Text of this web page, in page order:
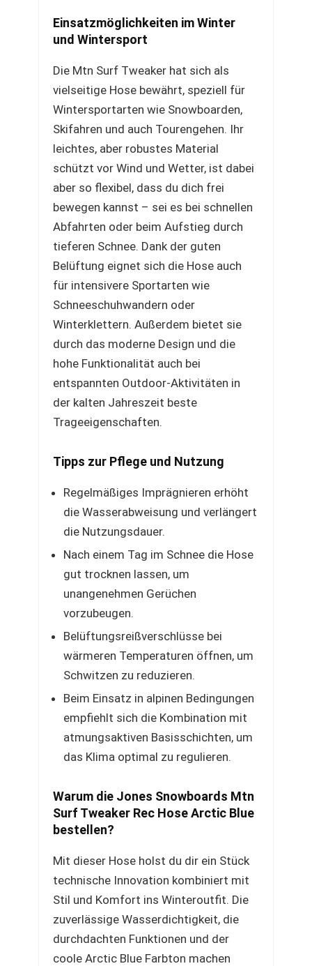
Einsatzmöglichkeiten im Winter
und Wintersport
Die Mtn Surf Tweaker hat sich als
vielseitige Hose bewährt, speziell für
Wintersportarten wie Snowboarden,
Skifahren und auch Tourengehen. Ihr
leichtes, aber robustes Material
schützt vor Wind und Wetter, ist dabei
aber so flexibel, dass du dich frei
bewegen kannst – sei es bei schnellen
Abfahrten oder beim Aufstieg durch
tieferen Schnee. Dank der guten
Belüftung eignet sich die Hose auch
für intensivere Sportarten wie
Schneeschuhwandern oder
Winterklettern. Außerdem bietet sie
durch das moderne Design und die
hohe Funktionalität auch bei
entspannten Outdoor-Aktivitäten in
der kalten Jahreszeit beste
Trageeigenschaften.
Tipps zur Pflege und Nutzung
Regelmäßiges Imprägnieren erhöht
die Wasserabweisung und verlängert
die Nutzungsdauer.
Nach einem Tag im Schnee die Hose
gut trocknen lassen, um
unangenehmen Gerüchen
vorzubeugen.
Belüftungsreißverschlüsse bei
wärmeren Temperaturen öffnen, um
Schwitzen zu reduzieren.
Beim Einsatz in alpinen Bedingungen
empfiehlt sich die Kombination mit
atmungsaktiven Basisschichten, um
das Klima optimal zu regulieren.
Warum die Jones Snowboards Mtn
Surf Tweaker Rec Hose Arctic Blue
bestellen?
Mit dieser Hose holst du dir ein Stück
technische Innovation kombiniert mit
Stil und Komfort ins Winteroutfit. Die
zuverlässige Wasserdichtigkeit, die
durchdachten Funktionen und der
coole Arctic Blue Farbton machen